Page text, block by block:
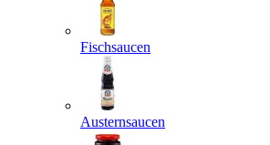
Fischsaucen
Austernsaucen